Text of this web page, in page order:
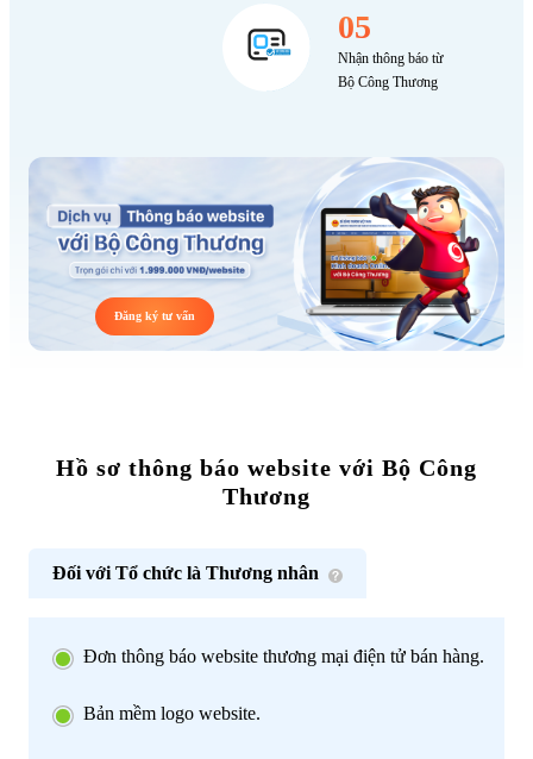
05
Nhận thông báo từ
Bộ Công Thương
Đăng ký tư vấn
Hồ sơ thông báo website với Bộ Công
Thương
Đối với Tổ chức là Thương nhân
Đơn thông báo website thương mại điện tử bán hàng.
Bản mềm logo website.